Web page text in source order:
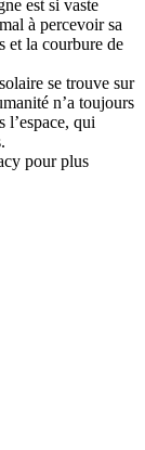
est si vaste
à percevoir sa
et la courbure de
se trouve sur
n’a toujours
l’espace, qui
pour plus